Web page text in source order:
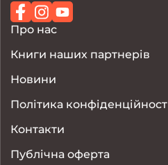
Про нас
Книги наших партнерів
Новини
Політика
Контакти
Публічна оферта